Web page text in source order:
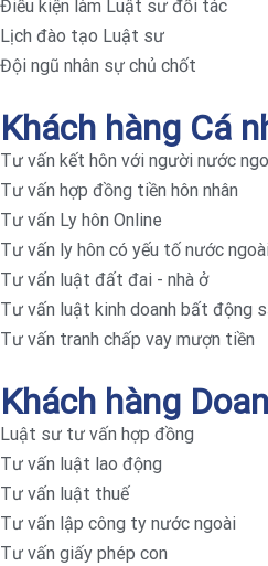
Điều kiện làm Luật sư đối tác
Lịch đào tạo Luật sư
Đội ngũ nhân sự chủ chốt
Khách hàng Cá
Tư vấn kết hôn với người nước
Tư vấn hợp đồng tiền hôn nhân
Tư vấn Ly hôn Online
Tư vấn ly hôn có yếu tố nước
Tư vấn luật đất đai - nhà ở
Tư vấn luật kinh doanh bất động
Tư vấn tranh chấp vay mượn tiền
Khách hàng
Luật sư tư vấn hợp đồng
Tư vấn luật lao động
Tư vấn luật thuế
Tư vấn lập công ty nước ngoài
Tư vấn giấy phép con